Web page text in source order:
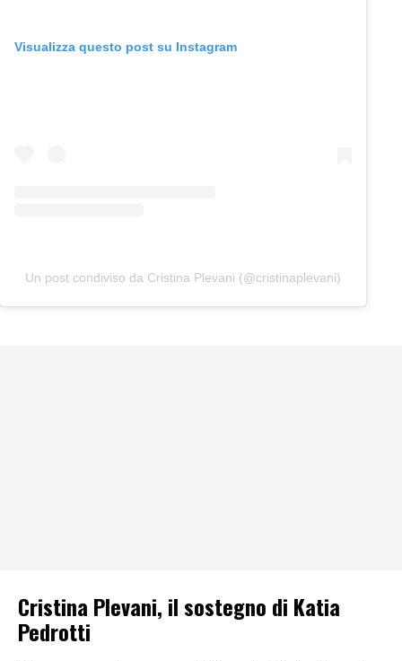
Visualizza questo post su Instagram
Un post condiviso da Cristina Plevani (@cristinaplevani)
Cristina Plevani, il sostegno di Katia
Pedrotti